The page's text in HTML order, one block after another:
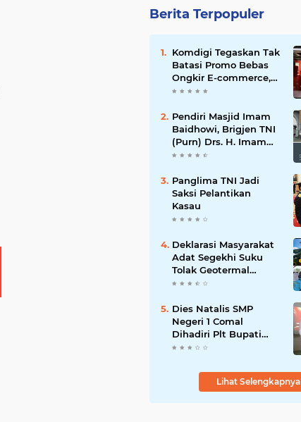
Berita Terpopuler
Komdigi Tegaskan Tak
Batasi Promo Bebas
Ongkir E-commerce,
tapi Perusahaan Kurir
Pendiri Masjid Imam
Baidhowi, Brigjen TNI
(Purn) Drs. H. Imam
Baidhowi, M.M., C. Fr.A
Selamat Idul Fitri 1445
H
Panglima TNI Jadi
Saksi Pelantikan
Kasau
Deklarasi Masyarakat
Adat Segekhi Suku
Tolak Geotermal
Gunung Rajabasa,
Secara Hukum
Dies Natalis SMP
Negeri 1 Comal
Dihadiri Plt Bupati
Pemalang Nurkholis
Lihat Selengkapnya